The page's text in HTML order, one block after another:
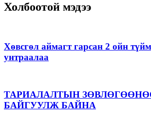
Холбоотой мэдээ
Хөвсгөл аймагт гарсан 2 ойн
унтраалаа
ТАРИАЛАЛТЫН
БАЙГУУЛЖ БАЙНА